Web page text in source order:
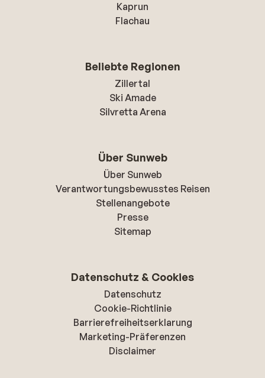
Kaprun
Flachau
Beliebte Regionen
Zillertal
Ski Amade
Silvretta Arena
Über Sunweb
Über Sunweb
Verantwortungsbewusstes Reisen
Stellenangebote
Presse
Sitemap
Datenschutz & Cookies
Datenschutz
Cookie-Richtlinie
Barrierefreiheitserklarung
Marketing-Präferenzen
Disclaimer